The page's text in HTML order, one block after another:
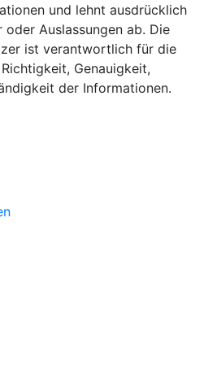
und lehnt ausdrücklich
Auslassungen ab. Die
ist verantwortlich für die
Genauigkeit,
der Informationen.